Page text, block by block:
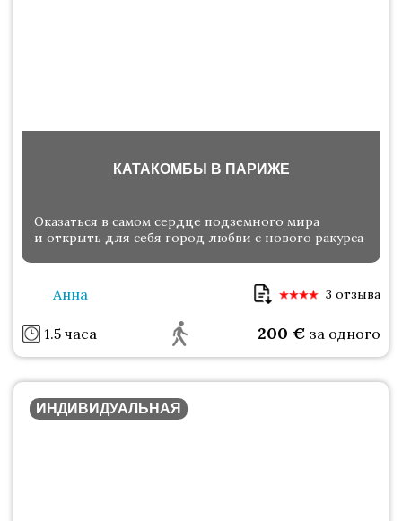
КАТАКОМБЫ В ПАРИЖЕ
Оказаться в самом сердце подземного мира
и открыть для себя город любви с нового ракурса
Анна 3 отзыва
1.5 часа 200 € за одного
ИНДИВИДУАЛЬНАЯ